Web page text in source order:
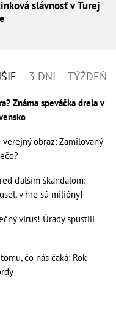
slávnosť v Turej
3 DNI TÝŽDEŇ
Známa speváčka drela v
obraz: Zamilovaný
ďalším škandálom:
v hre sú milióny!
vírus! Úrady spustili
čo nás čaká: Rok